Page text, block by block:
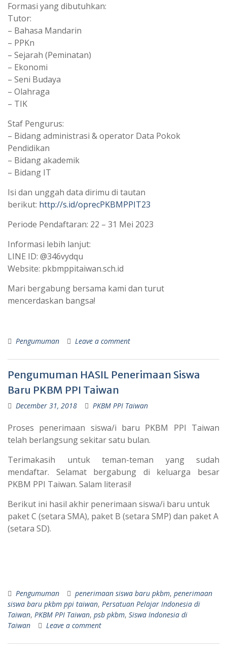
Formasi yang dibutuhkan:
Tutor:
– Bahasa Mandarin
– PPKn
– Sejarah (Peminatan)
– Ekonomi
– Seni Budaya
– Olahraga
– TIK
Staf Pengurus:
– Bidang administrasi & operator Data Pokok
Pendidikan
– Bidang akademik
– Bidang IT
Isi dan unggah data dirimu di tautan
berikut: http://s.id/oprecPKBMPPIT23
Periode Pendaftaran: 22 – 31 Mei 2023
Informasi lebih lanjut:
LINE ID: @346vydqu
Website: pkbmppitaiwan.sch.id
Mari bergabung bersama kami dan turut
mencerdaskan bangsa!
Pengumuman Leave a comment
Pengumuman HASIL Penerimaan Siswa
Baru PKBM PPI Taiwan
December 31, 2018 PKBM PPI Taiwan
Proses penerimaan siswa/i baru PKBM PPI Taiwan
telah berlangsung sekitar satu bulan.
Terimakasih untuk teman-teman yang sudah
mendaftar. Selamat bergabung di keluarga besar
PKBM PPI Taiwan. Salam literasi!
Berikut ini hasil akhir penerimaan siswa/i baru untuk
paket C (setara SMA), paket B (setara SMP) dan paket A
(setara SD).
Pengumuman penerimaan siswa baru pkbm, penerimaan
siswa baru pkbm ppi taiwan, Persatuan Pelajar Indonesia di
Taiwan, PKBM PPI Taiwan, psb pkbm, Siswa Indonesia di
Taiwan
Leave a comment